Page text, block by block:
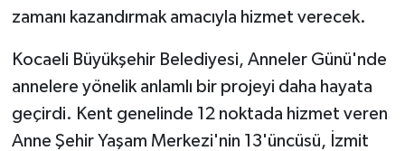
zamanı kazandırmak amacıyla hizmet verecek.
Kocaeli Büyükşehir Belediyesi, Anneler Günü'nde
annelere yönelik anlamlı bir projeyi daha hayata
geçirdi. Kent genelinde 12 noktada hizmet veren
Anne Şehir Yaşam Merkezi'nin 13'üncüsü, İzmit